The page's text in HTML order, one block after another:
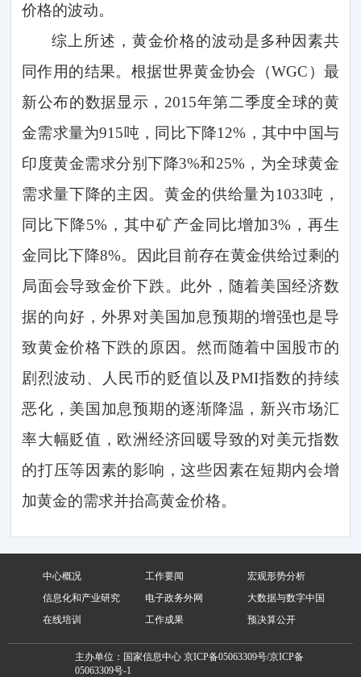
价格的波动。
综上所述，黄金价格的波动是多种因素共
同作用的结果。根据世界黄金协会（WGC ）最
新公布的数据显示， 2015年第二季度全球的黄
金需求量为915吨，同比下降12% ，其中中国与
印度黄金需求分别下降3%和25% ，为全球黄金
需求量下降的主因。黄金的供给量为1033吨，
同比下降5% ，其中矿产金同比增加3%，再生
金同比下降8%。因此目前存在黄金供给过剩的
局面会导致金价下跌。此外，随着美国经济数
据的向好，外界对美国加息预期的增强也是导
致黄金价格下跌的原因。然而随着中国股市的
剧烈波动、人民币的贬值以及PMI指数的持续
恶化，美国加息预期的逐渐降温，新兴市场汇
率大幅贬值，欧洲经济回暖导致的对美元指数
的打压等因素的影响，这些因素在短期内会增
加黄金的需求并抬高黄金价格。
中心概况 工作要闻
宏观形势分析
信息化和产业研究
电子政务外网
大数据与数字中国
在线培训
工作成果 预决算公开
主办单位：国家信息中心京ICP备05063309号/京ICP备
05063309号-1